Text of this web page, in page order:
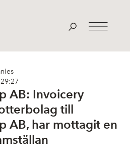
AB: Invoicery
till
AB, har mottagit en